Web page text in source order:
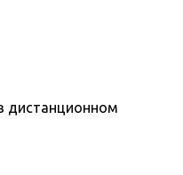
дистанционном